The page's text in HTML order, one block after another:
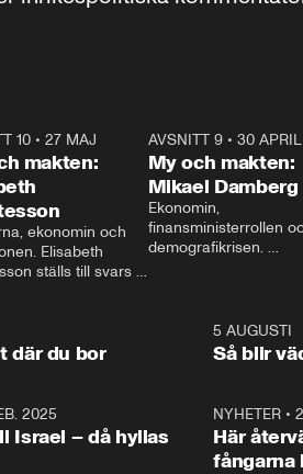
10 •27 MAJ
makten:
ekonomin och
Elisabeth
ställs till svars
AVSNITT 9• 30 APRIL
My och makten:
Mikael Damberg
Ekonomin,
finansministerrollen
demografikrisen.
och Makten.
1:06
där du bor
5 AUGUSTI
Så blir
2025
Israel – då hyllas
NYHETER •
Här
fångarna